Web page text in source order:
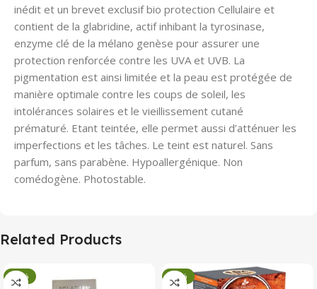
inédit et un brevet exclusif bio protection Cellulaire et
contient de la glabridine, actif inhibant la tyrosinase,
enzyme clé de la mélano genèse pour assurer une
protection renforcée contre les UVA et UVB. La
pigmentation est ainsi limitée et la peau est protégée de
manière optimale contre les coups de soleil, les
intolérances solaires et le vieillissement cutané
prématuré. Etant teintée, elle permet aussi d’atténuer les
imperfections et les tâches. Le teint est naturel. Sans
parfum, sans parabène. Hypoallergénique. Non
comédogène. Photostable.
Related Products
-34% -34%